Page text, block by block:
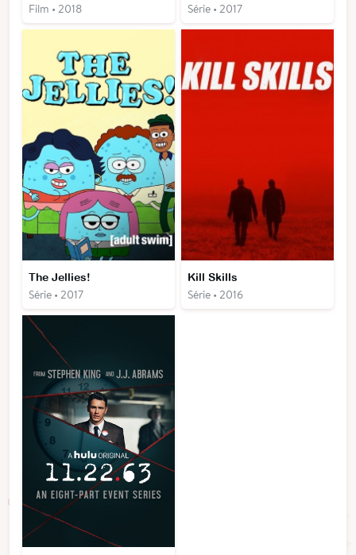
Film • 2018 Série • 2017
The Jellies!
Série • 2017
Kill Skills
Série • 2016